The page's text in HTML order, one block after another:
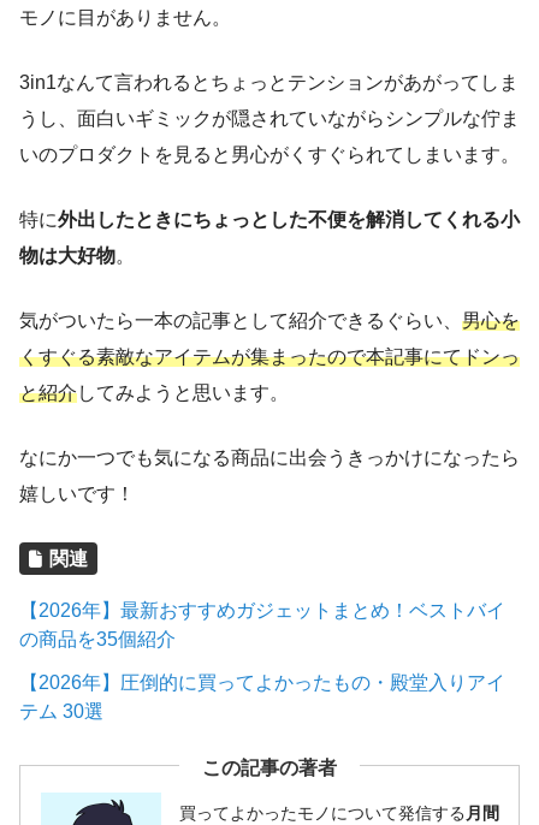
モノに目がありません。
3in1なんて言われるとちょっとテンションがあがってしま
うし、面白いギミックが隠されていながらシンプルな佇ま
いのプロダクトを見ると男心がくすぐられてしまいます。
特に外出したときにちょっとした不便を解消してくれる小
物は大好物。
気がついたら一本の記事として紹介できるぐらい、 男心を
くすぐる素敵なアイテムが集まったので本記事にてドンっ
と紹介してみようと思います。
なにか一つでも気になる商品に出会うきっかけになったら
嬉しいです！
関連
【2026年】最新おすすめガジェットまとめ！ベストバイ
の商品を35個紹介
【2026年】圧倒的に買ってよかったもの・殿堂入りアイ
テム 30選
この記事の著者
買ってよかったモノについて発信する 月間